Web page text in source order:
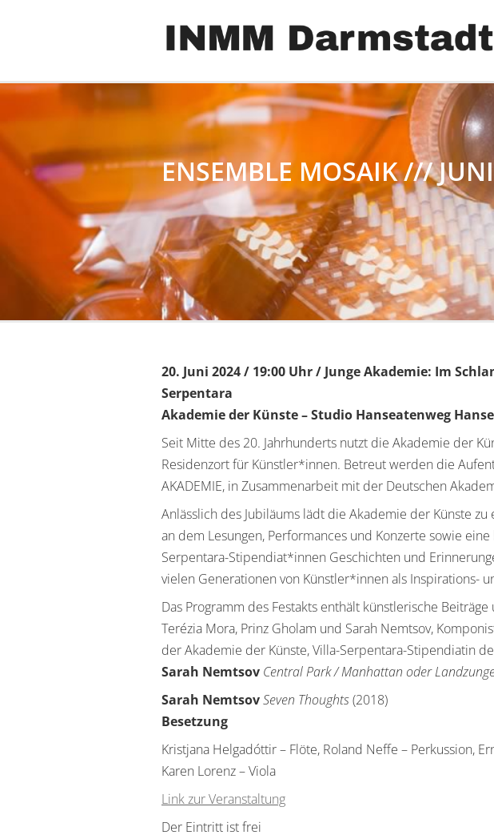
ENSEMBLE MOSAIK ///
20. Juni 2024 / 19:00 Uhr / Junge Akademie: Im
Serpentara
Akademie der Künste – Studio Hanseatenweg
Seit Mitte des 20. Jahrhunderts nutzt die Akademie der
Residenzort für Künstler*innen. Betreut werden die
AKADEMIE, in Zusammenarbeit mit der Deutschen
Anlässlich des Jubiläums lädt die Akademie der Künste
an dem Lesungen, Performances und Konzerte sowie
Serpentara-Stipendiat*innen Geschichten und
vielen Generationen von Künstler*innen als Inspirations-
Das Programm des Festakts enthält künstlerische
Terézia Mora, Prinz Gholam und Sarah Nemtsov,
der Akademie der Künste, Villa-Serpentara-Stipendiatin
Sarah Nemtsov Central Park / Manhattan oder
Sarah NemtsovSeven Thoughts(2018)
Besetzung
Kristjana Helgadóttir – Flöte, Roland Neffe – Perkussion,
Karen Lorenz – Viola
Link zur Veranstaltung
Der Eintritt ist frei